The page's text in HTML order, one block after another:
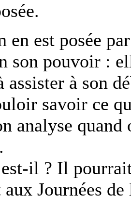
en est posée
son pouvoir :
assister à son
savoir ce
analyse quand
il ? Il
aux Journées